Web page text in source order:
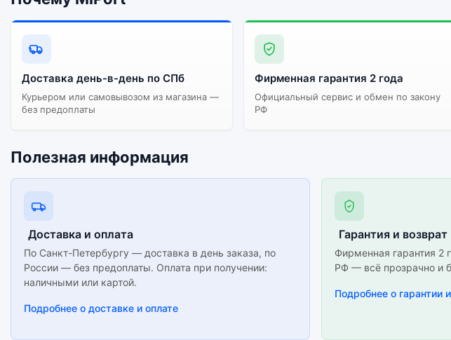
Доставка день-в-день по СПб
Курьером или самовывозом из магазина —
без предоплаты
Фирменная гарантия 2 года
Официальный сервис и обмен по закону
РФ
Полезная информация
Доставка и оплата
По Санкт-Петербургу — доставка в день заказа, по
России — без предоплаты. Оплата при получении:
наличными или картой.
Подробнее о доставке и оплате
Гарантия и возврат
Фирменная гарантия 2
РФ — всё прозрачно и
Подробнее о гарантии